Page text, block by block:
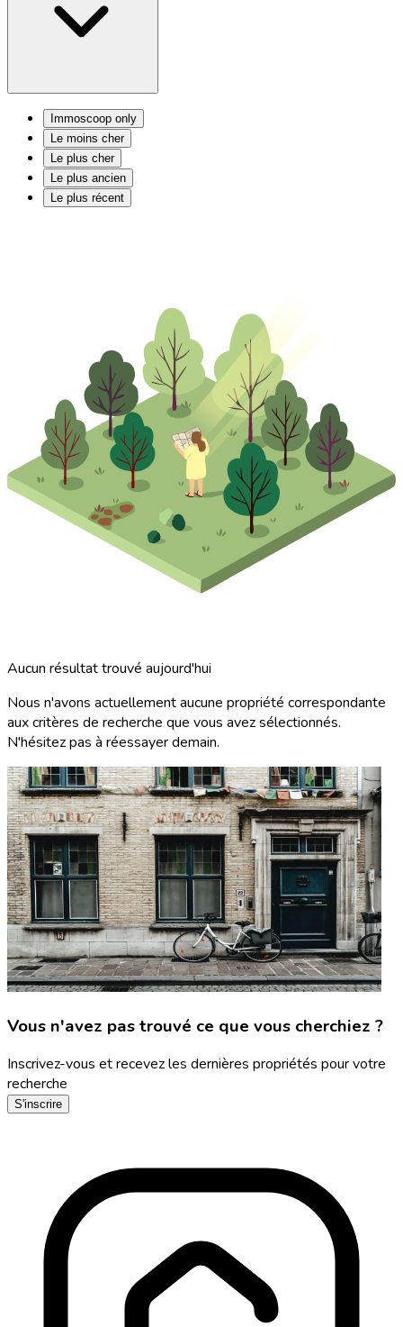
Immoscoop only
Le moins cher
Le plus cher
Le plus ancien
Le plus récent
Aucun résultat trouvé aujourd'hui
Nous n'avons actuellement aucune propriété correspondante
aux critères de recherche que vous avez sélectionnés.
N'hésitez pas à réessayer demain.
Vous n'avez pas trouvé ce que vous cherchiez ?
Inscrivez-vous et recevez les dernières propriétés pour votre
recherche
S'inscrire